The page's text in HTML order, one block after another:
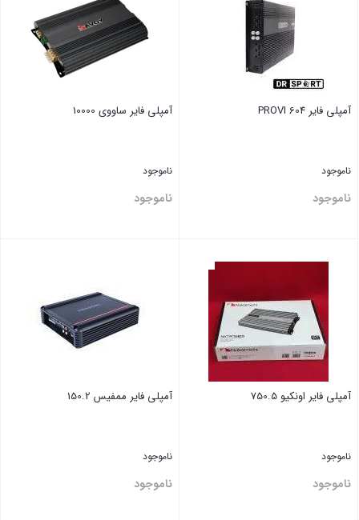
آمپلی فایر PROVI 604
ناموجود
ناموجود
آمپلی فایر ‏ساووی 10000
ناموجود
ناموجود
آمپلی فایر اونکیو 750.5
ناموجود
ناموجود
آمپلی فایر ممفیس 150.2
ناموجود
ناموجود